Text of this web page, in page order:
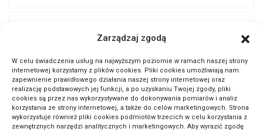
Zarządzaj zgodą
W celu świadczenia usług na najwyższym poziomie w ramach naszej strony
internetowej korzystamy z plików cookies. Pliki cookies umożliwiają nam
zapewnienie prawidłowego działania naszej strony internetowej oraz
realizację podstawowych jej funkcji, a po uzyskaniu Twojej zgody, pliki
cookies są przez nas wykorzystywane do dokonywania pomiarów i analiz
korzystania ze strony internetowej, a także do celów marketingowych. Strona
wykorzystuje również pliki cookies podmiotów trzecich w celu korzystania z
zewnętrznych narzędzi analitycznych i marketingowych. Aby wyrazić zgodę
Dom i wnętrza (14)
Edukacja ekologiczna (1)